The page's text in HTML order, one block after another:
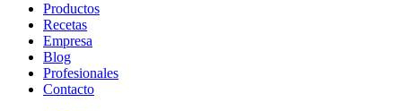
Productos
Recetas
Empresa
Blog
Profesionales
Contacto